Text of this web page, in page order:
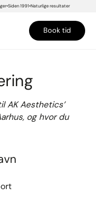
Siden 1991 Naturlige resultater
Book tid
AK Aesthetics’
og hvor du